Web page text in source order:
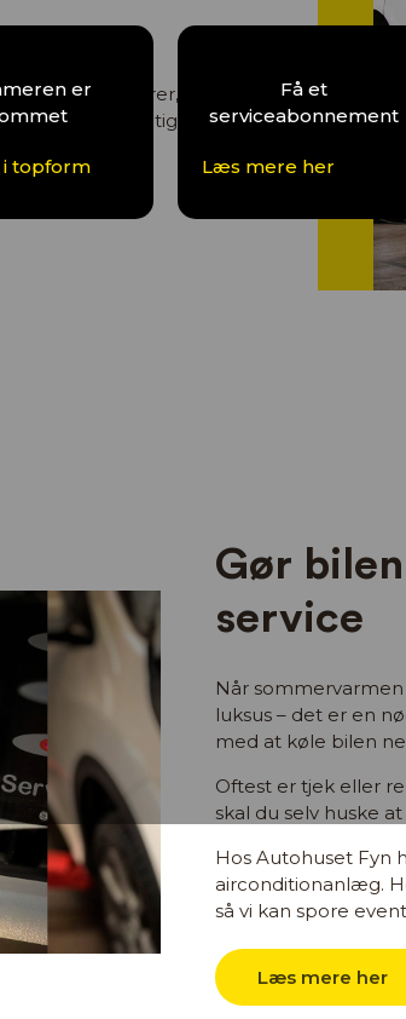
er
i topform
Få et
serviceabonnement
Læs mere her
at alt fungerer, som det
Vi ved, hvor vigtigt det er,
Gør
service
Når
luksus – det er en
med at køle bilen
Oftest er tjek eller
skal du selv huske
Hos Autohuset Fyn
airconditionanlæg.
så vi kan spore
Læs mere her